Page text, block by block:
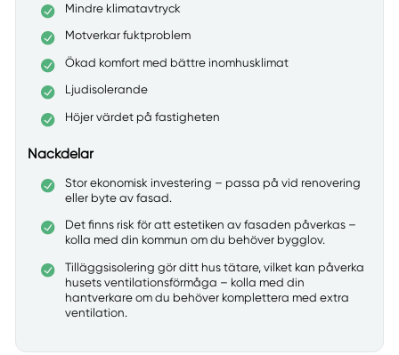
Mindre klimatavtryck
Motverkar fuktproblem
Ökad komfort med bättre inomhusklimat
Ljudisolerande
Höjer värdet på fastigheten
Nackdelar
Stor ekonomisk investering – passa på vid renovering
eller byte av fasad.
Det finns risk för att estetiken av fasaden påverkas –
kolla med din kommun om du behöver bygglov.
Tilläggsisolering gör ditt hus tätare, vilket kan påverka
husets ventilationsförmåga – kolla med din
hantverkare om du behöver komplettera med extra
ventilation.